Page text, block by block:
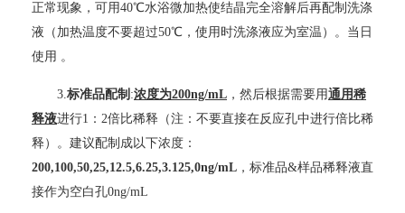
正常现象，可用40℃水浴微加热使结晶完全溶解后再配制洗涤
液（加热温度不要超过50℃，使用时洗涤液应为室温）。当日
使用 。
3.标准品配制 :浓度为200ng/mL ，然后根据需要用通用稀
释液进行1：2倍比稀释（注：不要直接在反应孔中进行倍比稀
释）。建议配制成以下浓度：
200,100,50,25,12.5,6.25,3.125,0ng/mL ，标准品&样品稀释液直
接作为空白孔0ng/mL